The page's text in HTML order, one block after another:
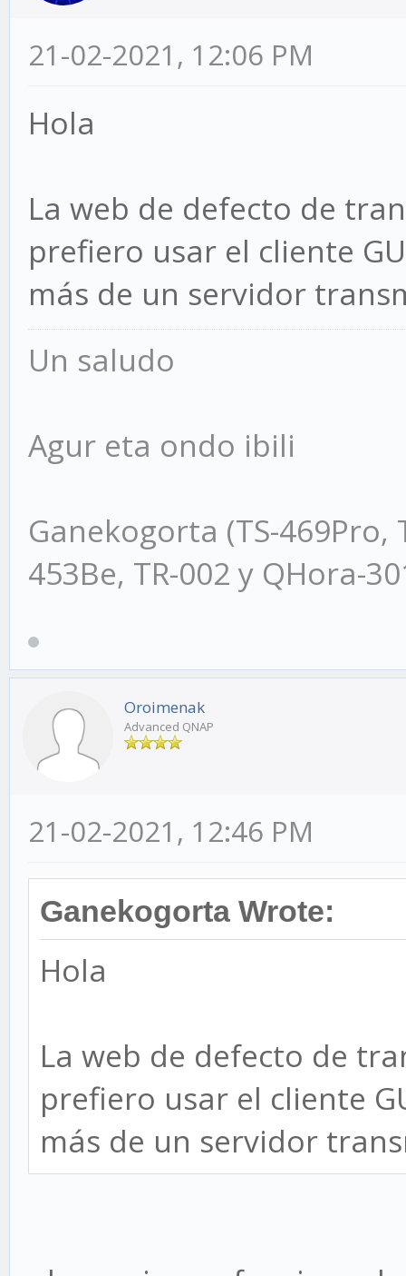
21-02-2021, 12:06 PM
Hola
La web de defecto de
prefiero usar el cliente
más de un servidor
Un saludo
Agur eta ondo ibili
Ganekogorta (TS-469Pro,
453Be, TR-002 y QHora-
Oroimenak
Advanced QNAP
21-02-2021, 12:46 PM
Ganekogorta Wrote:
Hola
La web de defecto de
prefiero usar el cliente
más de un servidor